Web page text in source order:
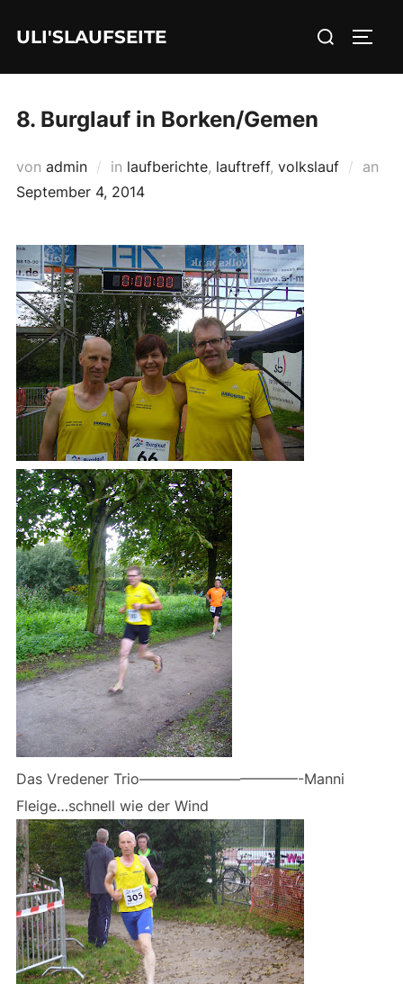
InhaltULI'SLAUFSEITE
Suchen
8. Burglauf in Borken/Gemen
von admin in laufberichte, lauftreff, volkslauf an
September 4, 2014
Das Vredener Trio———————————-Manni
Fleige…schnell wie der Wind